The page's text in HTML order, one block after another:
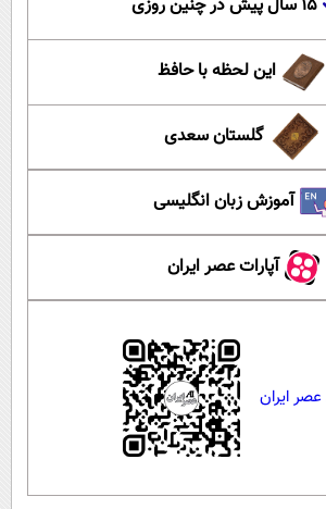
۱۵ سال پیش در چنین روزی
این لحظه با حافظ
گلستان سعدی
آموزش زبان انگلیسی
آپارات عصر ایران
ایران